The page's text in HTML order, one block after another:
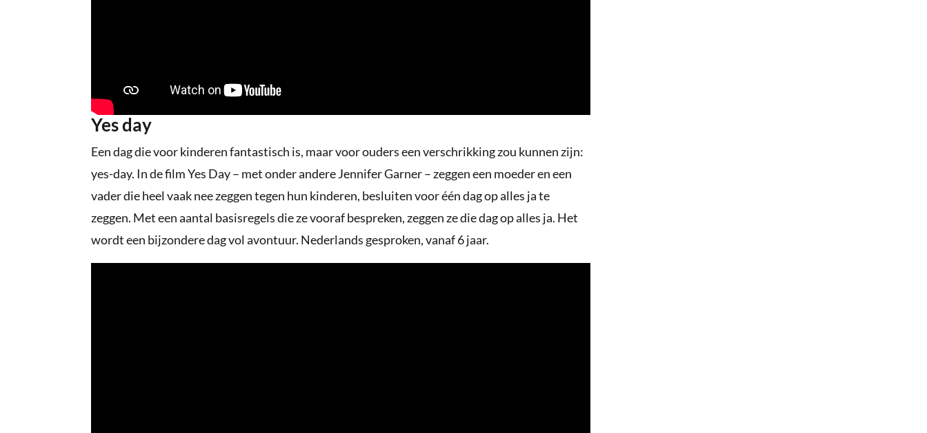
Yes day
Een dag die voor kinderen fantastisch is, maar voor ouders een verschrikking zou kunnen zijn:
yes-day. In de film Yes Day – met onder andere Jennifer Garner – zeggen een moeder en een
vader die heel vaak nee zeggen tegen hun kinderen, besluiten voor één dag op alles ja te
zeggen. Met een aantal basisregels die ze vooraf bespreken, zeggen ze die dag op alles ja. Het
wordt een bijzondere dag vol avontuur. Nederlands gesproken, vanaf 6 jaar.